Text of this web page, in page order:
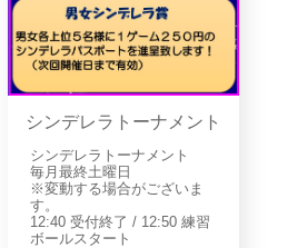
シンデレラトーナメント
シンデレラトーナメント
毎月最終土曜日
※変動する場合がございま
す。
12:40 受付終了 / 12:50 練習
ボールスタート